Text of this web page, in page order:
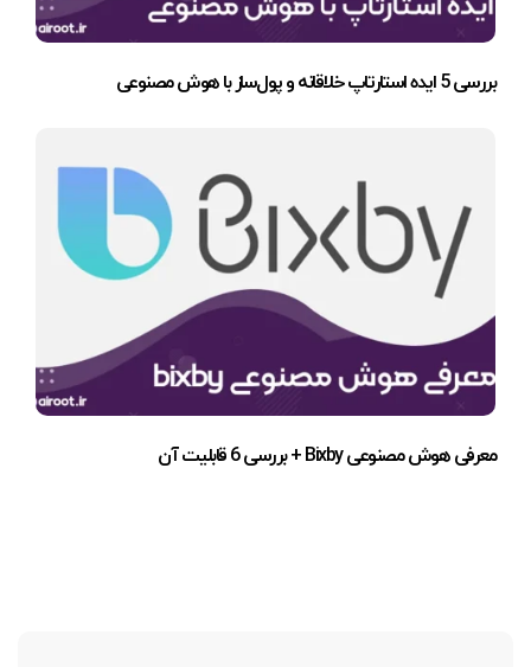
بررسی 5 ایده استارتاپ خلاقانه و پول‌ساز با هوش مصنوعی
معرفی هوش مصنوعی Bixby + بررسی 6 قابلیت آن